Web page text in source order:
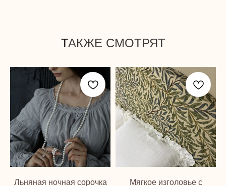
ТАКЖЕ СМОТРЯТ
Льняная ночная сорочка
Мягкое изголовье с